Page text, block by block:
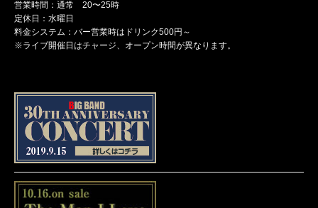
営業時間：通常 20〜25時
定休日：水曜日
料金システム：バー営業時はドリンク500円～
※ライブ開催日はチャージ、オープン時間が異なります。